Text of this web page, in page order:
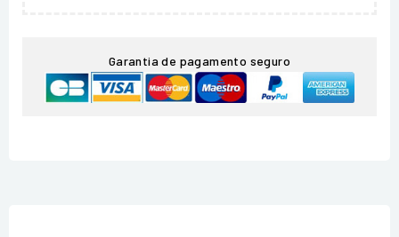
Garantia de pagamento seguro